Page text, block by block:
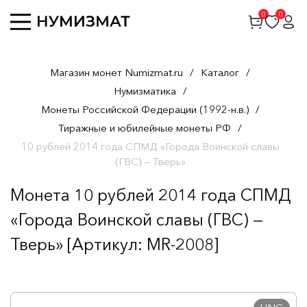
0 0
Магазин монет Numizmat.ru / Каталог /
Нумизматика /
Монеты Российской Федерации (1992-н.в.) /
Тиражные и юбилейные монеты РФ /
10 рублей 2014 года СПМД «Города Воинской славы
(ГВС) — Тверь»
Монета 10 рублей 2014 года СПМД
«Города Воинской славы (ГВС) —
Тверь» [Артикул: MR-2008]